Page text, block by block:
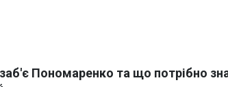
Пономаренко та що потрібно